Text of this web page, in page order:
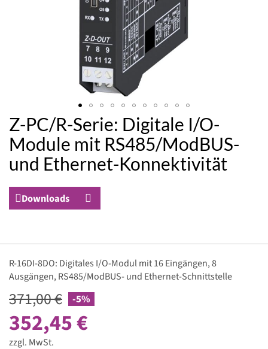
Z-PC/R-Serie: Digitale I/O-
Module mit RS485/ModBUS-
und Ethernet-Konnektivität
Downloads
Produkte
R-16DI-8DO: Digitales I/O-Modul mit 16 Eingängen, 8
Ausgängen, RS485/ModBUS- und Ethernet-Schnittstelle
371,00 € -5%
352,45 €
zzgl. MwSt.
Zum
Anfang
der
Bildergalerie
springen